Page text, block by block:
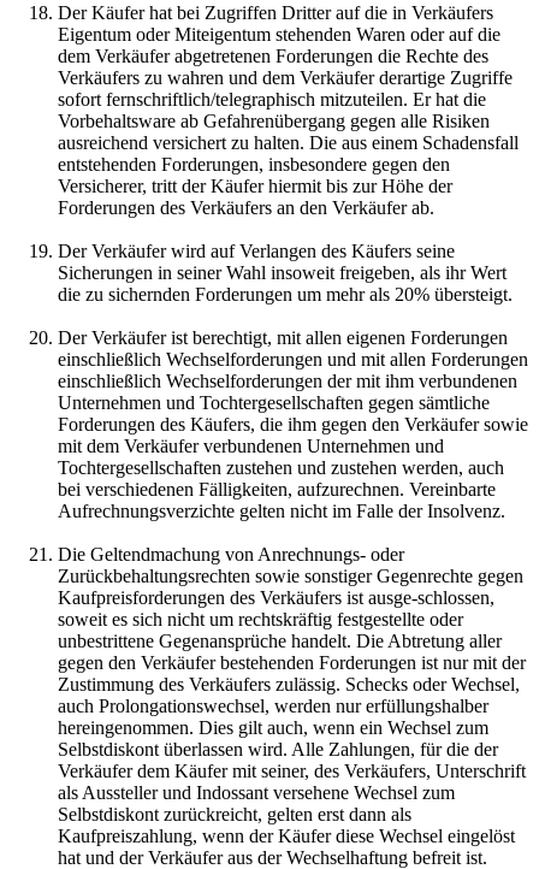
Der Käufer hat bei Zugriffen Dritter auf die in Verkäufers
Eigentum oder Miteigentum stehenden Waren oder auf die
dem Verkäufer abgetretenen Forderungen die Rechte des
Verkäufers zu wahren und dem Verkäufer derartige Zugriffe
sofort fernschriftlich/telegraphisch mitzuteilen. Er hat die
Vorbehaltsware ab Gefahrenübergang gegen alle Risiken
ausreichend versichert zu halten. Die aus einem Schadensfall
entstehenden Forderungen, insbesondere gegen den
Versicherer, tritt der Käufer hiermit bis zur Höhe der
Forderungen des Verkäufers an den Verkäufer ab.
Der Verkäufer wird auf Verlangen des Käufers seine
Sicherungen in seiner Wahl insoweit freigeben, als ihr Wert
die zu sichernden Forderungen um mehr als 20% übersteigt.
Der Verkäufer ist berechtigt, mit allen eigenen Forderungen
einschließlich Wechselforderungen und mit allen Forderungen
einschließlich Wechselforderungen der mit ihm verbundenen
Unternehmen und Tochtergesellschaften gegen sämtliche
Forderungen des Käufers, die ihm gegen den Verkäufer sowie
mit dem Verkäufer verbundenen Unternehmen und
Tochtergesellschaften zustehen und zustehen werden, auch
bei verschiedenen Fälligkeiten, aufzurechnen. Vereinbarte
Aufrechnungsverzichte gelten nicht im Falle der Insolvenz.
Die Geltendmachung von Anrechnungs- oder
Zurückbehaltungsrechten sowie sonstiger Gegenrechte gegen
Kaufpreisforderungen des Verkäufers ist ausge-schlossen,
soweit es sich nicht um rechtskräftig festgestellte oder
unbestrittene Gegenansprüche handelt. Die Abtretung aller
gegen den Verkäufer bestehenden Forderungen ist nur mit der
Zustimmung des Verkäufers zulässig. Schecks oder Wechsel,
auch Prolongationswechsel, werden nur erfüllungshalber
hereingenommen. Dies gilt auch, wenn ein Wechsel zum
Selbstdiskont überlassen wird. Alle Zahlungen, für die der
Verkäufer dem Käufer mit seiner, des Verkäufers, Unterschrift
als Aussteller und Indossant versehene Wechsel zum
Selbstdiskont zurückreicht, gelten erst dann als
Kaufpreiszahlung, wenn der Käufer diese Wechsel eingelöst
hat und der Verkäufer aus der Wechselhaftung befreit ist.